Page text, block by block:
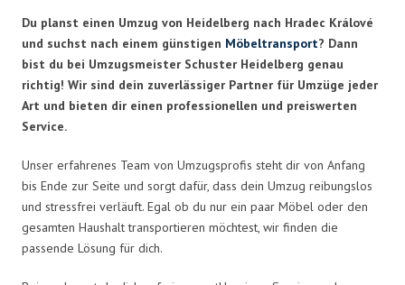
Du planst einen Umzug von Heidelberg nach Hradec Králové
und suchst nach einem günstigen Möbeltransport? Dann
bist du bei Umzugsmeister Schuster Heidelberg genau
richtig! Wir sind dein zuverlässiger Partner für Umzüge jeder
Art und bieten dir einen professionellen und preiswerten
Service.
Unser erfahrenes Team von Umzugsprofis steht dir von Anfang
bis Ende zur Seite und sorgt dafür, dass dein Umzug reibungslos
und stressfrei verläuft. Egal ob du nur ein paar Möbel oder den
gesamten Haushalt transportieren möchtest, wir finden die
passende Lösung für dich.